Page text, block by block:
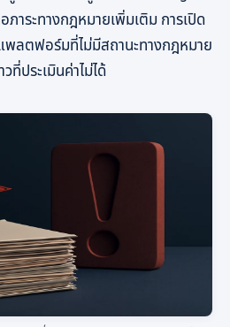
าระทางกฎหมายเพิ่มเติม การเปิด
ลตฟอร์มที่ไม่มีสถานะทางกฎหมาย
ที่ประเมินค่าไม่ได้